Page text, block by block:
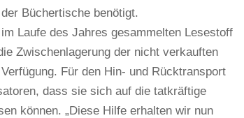
Büchertische benötigt.
Laufe des Jahres gesammelten Lesestoff
Zwischenlagerung der nicht verkauften
Für den Hin- und Rücktransport
dass sie sich auf die tatkräftige
können. „Diese Hilfe erhalten wir nun